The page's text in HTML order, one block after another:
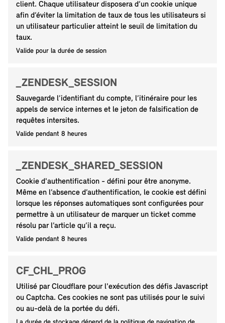
client. Chaque utilisateur disposera d’un cookie unique
afin d’éviter la limitation de taux de tous les utilisateurs si
un utilisateur particulier atteint le seuil de limitation du
taux.
Valide pour la durée de session
_ZENDESK_SESSION
Sauvegarde l’identifiant du compte, l’itinéraire pour les
appels de service internes et le jeton de falsification de
requêtes intersites.
Valide pendant 8 heures
_ZENDESK_SHARED_SESSION
Cookie d'authentification - défini pour être anonyme.
Même en l’absence d’authentification, le cookie est défini
lorsque les réponses automatiques sont configurées pour
permettre à un utilisateur de marquer un ticket comme
résolu par l’article qu’il a reçu.
Valide pendant 8 heures
CF_CHL_PROG
Utilisé par Cloudflare pour l'exécution des défis Javascript
ou Captcha. Ces cookies ne sont pas utilisés pour le suivi
ou au-delà de la portée du défi.